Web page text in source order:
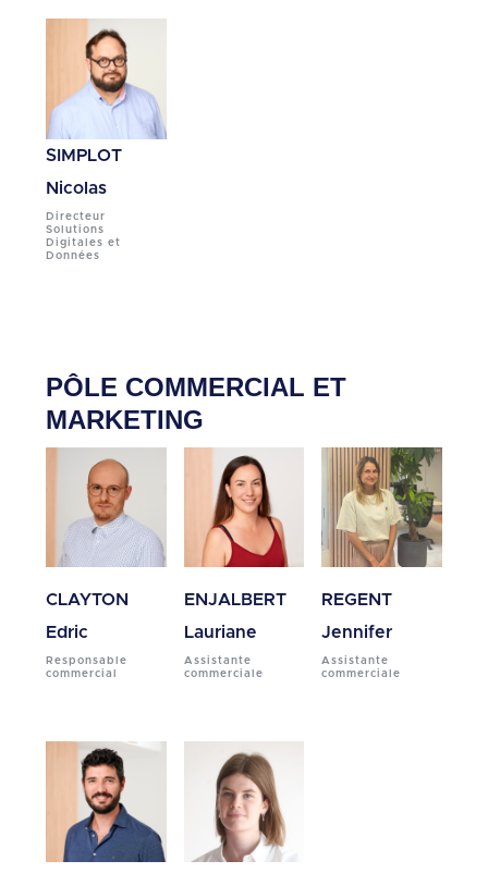
SIMPLOT
Nicolas
Directeur
Solutions
Digitales et
Données
PÔLE COMMERCIAL ET
MARKETING
CLAYTON
Edric
Responsable
commercial
ENJALBERT
Lauriane
Assistante
commerciale
REGENT
Jennifer
Assistante
commerciale